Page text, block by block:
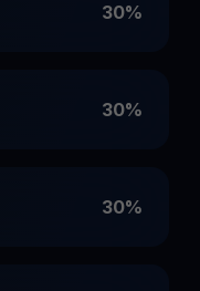
30%
30%
30%